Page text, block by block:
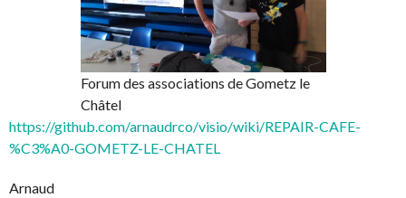
Forum des associations de Gometz le
Châtel
https://github.com/arnaudrco/visio/wiki/REPAIR-CAFE-
%C3%A0-GOMETZ-LE-CHATEL
Arnaud